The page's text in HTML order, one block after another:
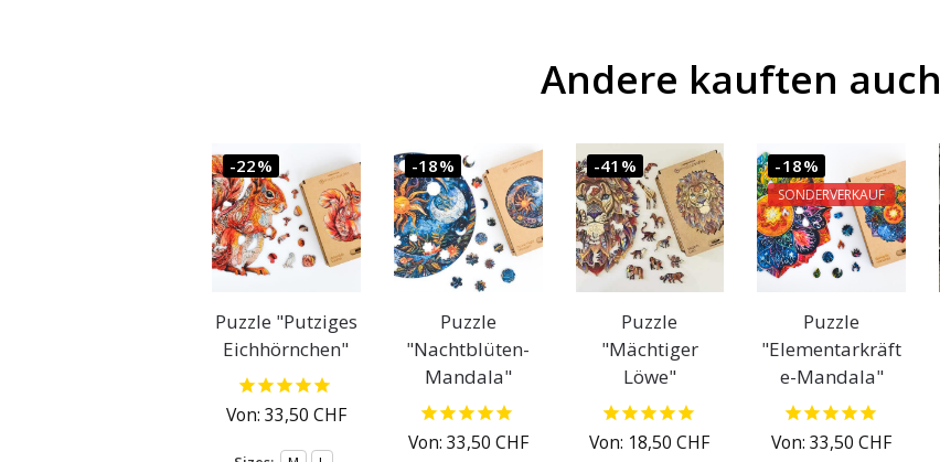
Andere kauften auch
-22%
Puzzle "Putziges
Eichhörnchen"
Von: 33,50 CHF
-18%
Puzzle
"Nachtblüten-
Mandala"
Von: 33,50 CHF
-41%
Puzzle
"Mächtiger
Löwe"
Von: 18,50CHF
-18%
SONDERVERKAUF
Puzzle
"Elementarkräft
e-Mandala"
Von:33,50CHF